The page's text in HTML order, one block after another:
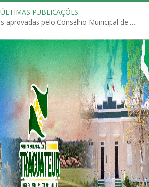
ÚLTIMAS PUBLICAÇÕES:
Políticas Municipais aprovadas pelo Conselho Municipal de Educação (CME)